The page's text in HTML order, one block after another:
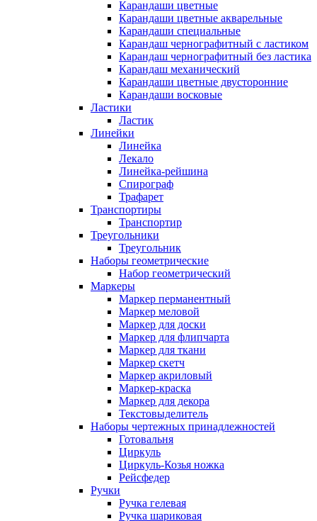
Карандаши цветные
Карандаши цветные акварельные
Карандаши специальные
Карандаш чернографитный с ластиком
Карандаш чернографитный без ластика
Карандаш механический
Карандаши цветные двусторонние
Карандаши восковые
Ластики
Ластик
Линейки
Линейка
Лекало
Линейка-рейшина
Спирограф
Трафарет
Транспортиры
Транспортир
Треугольники
Треугольник
Наборы геометрические
Набор геометрический
Маркеры
Маркер перманентный
Маркер меловой
Маркер для доски
Маркер для флипчарта
Маркер для ткани
Маркер скетч
Маркер акриловый
Маркер-краска
Маркер для декора
Текстовыделитель
Наборы чертежных принадлежностей
Готовальня
Циркуль
Циркуль-Козья ножка
Рейсфедер
Ручки
Ручка гелевая
Ручка шариковая